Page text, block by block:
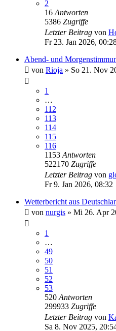
2
16 Antworten
5386 Zugriffe
Letzter Beitrag von
Fr 23. Jan 2026,
Abend- und
von Rioja » So 21. Nov
1
…
112
113
114
115
116
1153 Antworten
522170 Zugriffe
Letzter Beitrag von
Fr 9. Jan 2026, 08:32
Wetterbericht aus
von nurgis » Mi 26. Apr
1
…
49
50
51
52
53
520 Antworten
299933 Zugriffe
Letzter Beitrag von
Sa 8. Nov 2025,